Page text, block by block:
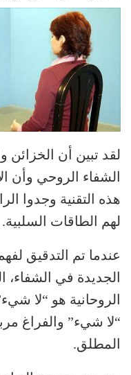
لقد تبين أن الخزائن
الشفاء الروحي وأن
هذه التقنية وجدوا
لهم الطاقات السلبية.
عندما تم التدقيق
الجديدة في الشفاء،
الروحانية هو “لا
“لا شيء” والفراغ
المطلق.